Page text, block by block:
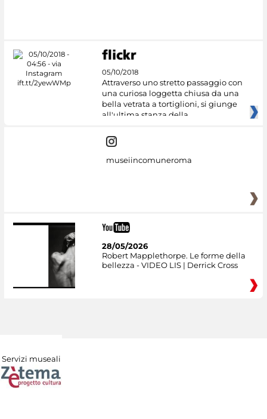
05/10/2018
Attraverso uno stretto passaggio con
una curiosa loggetta chiusa da una
bella vetrata a tortiglioni, si giunge
all'ultima stanza della
museiincomuneroma
28/05/2026
Robert Mapplethorpe. Le forme della
bellezza - VIDEO LIS | Derrick Cross
Servizi museali